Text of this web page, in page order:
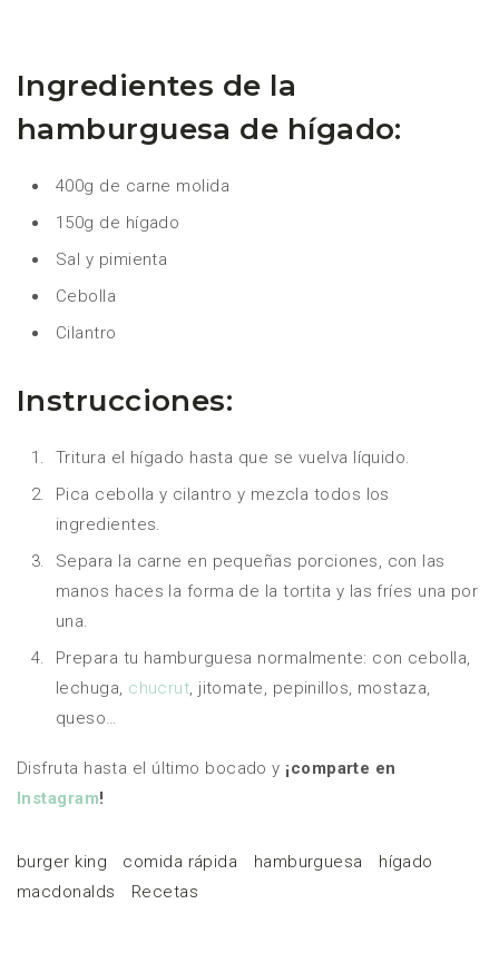
Ingredientes de la
hamburguesa de hígado:
400g de carne molida
150g de hígado
Sal y pimienta
Cebolla
Cilantro
Instrucciones:
Tritura el hígado hasta que se vuelva líquido.
Pica cebolla y cilantro y mezcla todos los
ingredientes.
Separa la carne en pequeñas porciones, con las
manos haces la forma de la tortita y las fríes una por
una.
Prepara tu hamburguesa normalmente: con cebolla,
lechuga, chucrut, jitomate, pepinillos, mostaza,
queso…
Disfruta hasta el último bocado y ¡comparte en
Instagram!
burger king comida rápida hamburguesa
hígado
macdonalds
Recetas